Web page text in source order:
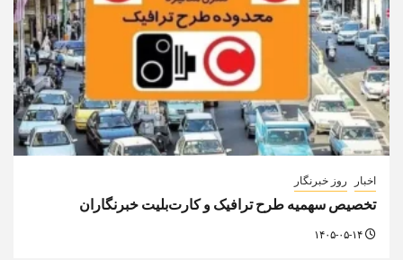
اخبار روز خبرنگار
تخصیص سهمیه طرح ترافیک و کارت‌بلیت خبرنگاران